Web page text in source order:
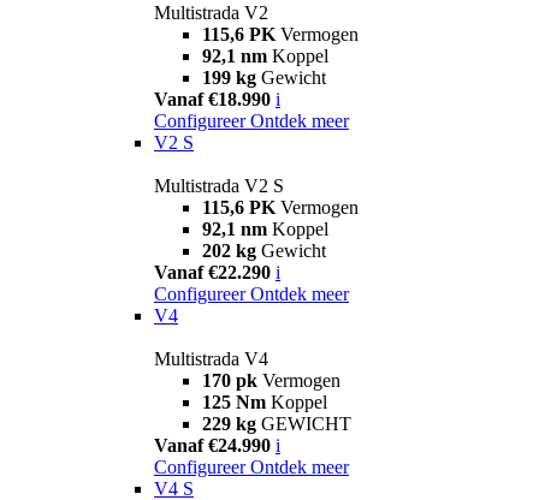
Multistrada V2
115,6 PK Vermogen
92,1 nm Koppel
199 kg Gewicht
Vanaf €18.990 i
Configureer Ontdek meer
V2 S
Multistrada V2 S
115,6 PK Vermogen
92,1 nm Koppel
202 kg Gewicht
Vanaf €22.290 i
Configureer Ontdek meer
V4
Multistrada V4
170 pk Vermogen
125 Nm Koppel
229 kg GEWICHT
Vanaf €24.990 i
Configureer Ontdek meer
V4 S